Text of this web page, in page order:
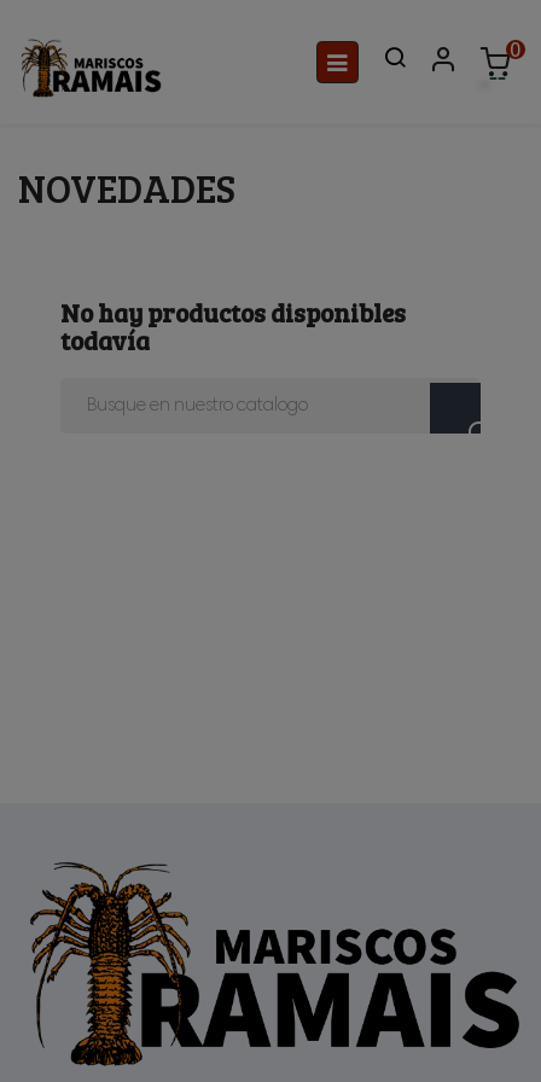
Navegación
de
☰ 0
NOVEDADES
No hay productos disponibles
todavía